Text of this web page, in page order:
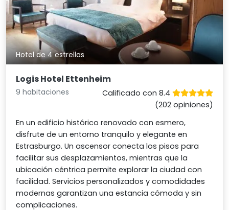
Hotel de 4 estrellas
Logis Hotel Ettenheim
9 habitaciones
Calificado con 8.4
(202 opiniones)
En un edificio histórico renovado con esmero,
disfrute de un entorno tranquilo y elegante en
Estrasburgo. Un ascensor conecta los pisos para
facilitar sus desplazamientos, mientras que la
ubicación céntrica permite explorar la ciudad con
facilidad. Servicios personalizados y comodidades
modernas garantizan una estancia cómoda y sin
complicaciones.